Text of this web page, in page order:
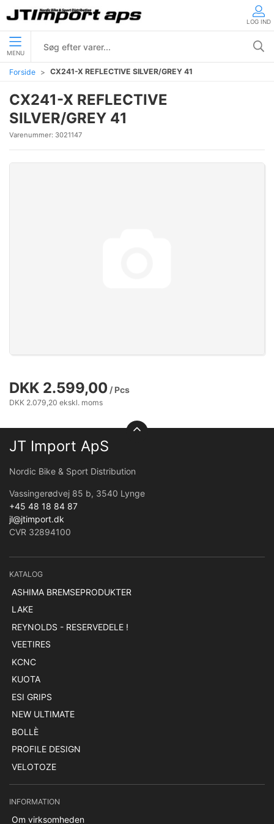
LOG IND
MENU
Forside CX241-X REFLECTIVE SILVER/GREY 41
CX241-X REFLECTIVE
SILVER/GREY 41
Varenummer: 3021147
DKK 2.599,00 / Pcs
DKK 2.079,20 ekskl. moms
JT Import ApS
Nordic Bike & Sport Distribution
Vassingerødvej 85 b, 3540 Lynge
+45 48 18 84 87
jl@jtimport.dk
CVR 32894100
KATALOG
ASHIMA BREMSEPRODUKTER
LAKE
REYNOLDS - RESERVEDELE !
VEETIRES
KCNC
KUOTA
ESI GRIPS
NEW ULTIMATE
BOLLÈ
PROFILE DESIGN
VELOTOZE
INFORMATION
Om virksomheden